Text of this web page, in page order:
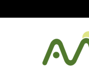
al